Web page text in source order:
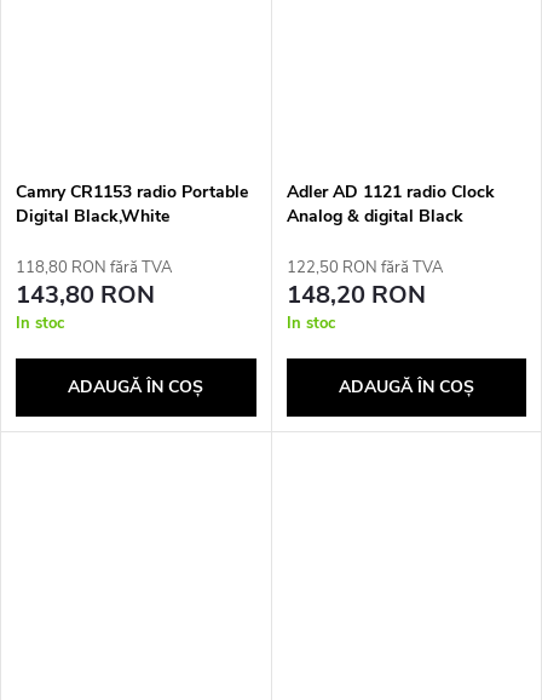
Camry CR1153 radio Portable
Digital Black,White
118,80 RON fără TVA
143,80 RON
In stoc
ADAUGĂ ÎN COŞ
Adler AD 1121 radio Clock
Analog & digital Black
122,50 RON fără TVA
148,20 RON
In stoc
ADAUGĂ ÎN COŞ